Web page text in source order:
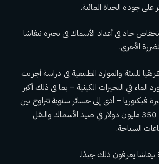
على جودة الحياة المائية.
حاد في أعداد الأسماك في بحيرة نيفاشا
الأخرى.
للبيئة والموارد الطبيعية في دراسة أجريت
غزو ورد الماء في البحيرات الكينية – بما في ذلك أكبر
فيكتوريا – أدى إلى خسائر سنوية تتراوح بين
150 مليون دولار و 350 مليون دولار في صيد الأسماك والنقل
السياحة.
نيفاشا يعرفون ذلك جيدًا.